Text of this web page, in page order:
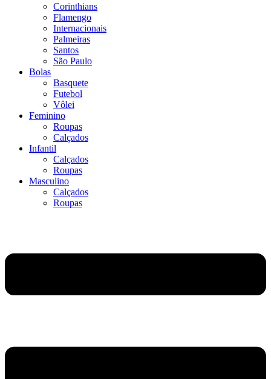
Corinthians
Flamengo
Internacionais
Palmeiras
Santos
São Paulo
Bolas
Basquete
Futebol
Vôlei
Feminino
Roupas
Calçados
Infantil
Calçados
Roupas
Masculino
Calçados
Roupas